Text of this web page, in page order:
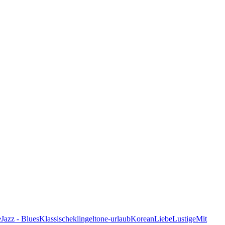
Jazz - BluesKlassischeklingeltone-urlaubKoreanLiebeLustigeMit